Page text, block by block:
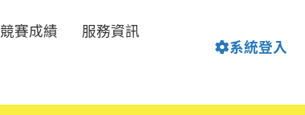
競賽成績
服務資訊
系統登入